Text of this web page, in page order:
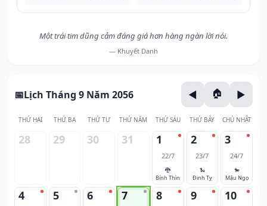
Một trái tim dũng cảm đáng giá hơn hàng ngàn lời nói.
— Khuyết Danh
Lịch Tháng 9 Năm 2056
THỨ HAI THỨ BA THỨ TƯ THỨ NĂM THỨ SÁU THỨ BẢY CHỦ NHẬT
28 29 30 31 1
22/7
🐉
Bính Thìn
2
23/7
🐍
Đinh Tỵ
3
24/7
🐎
Mậu Ngọ
4 5 6 7 8 9 10